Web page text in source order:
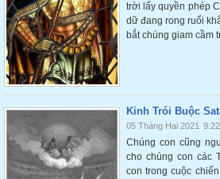
trời lấy quyền phép
dữ đang rong ruổi
bắt chúng giam cầm
Kinh Trói Buộc
05 Tháng Hai 2021
Chúng con cũng
cho chúng con các
con trong cuộc